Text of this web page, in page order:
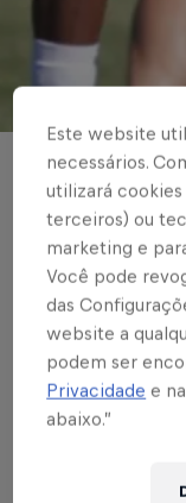
BASE MASCULINA
Braga
Paulo
do
Escrito por Rafael
Este website
necessários.
utilizará
terceiros) ou
marketing e
Você pode
das
website a
podem ser
Privacidade e
abaixo.”